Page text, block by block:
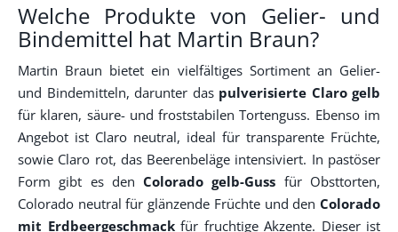
Welche Produkte von Gelier- und
Bindemittel hat Martin Braun?
Martin Braun bietet ein vielfältiges Sortiment an Gelier-
und Bindemitteln, darunter das pulverisierte Claro gelb
für klaren, säure- und froststabilen Tortenguss. Ebenso im
Angebot ist Claro neutral, ideal für transparente Früchte,
sowie Claro rot, das Beerenbeläge intensiviert. In pastöser
Form gibt es denColorado gelb-Guss für Obsttorten,
Colorado neutral für glänzende Früchte und den Colorado
mit Erdbeergeschmackfür fruchtige Akzente. Dieser ist